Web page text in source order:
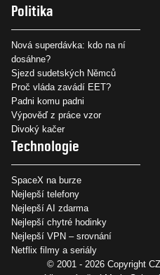
Politika
Nová superdávka: kdo na ní
dosáhne?
Sjezd sudetských Němců
Proč vláda zavádí EET?
Padni komu padni
Výpověď z práce vzor
Divoký kačer
Technologie
SpaceX na burze
Nejlepší telefony
Nejlepší AI zdarma
Nejlepší chytré hodinky
Nejlepší VPN – srovnání
Netflix filmy a seriály
© 2001 - 2026 Copyright